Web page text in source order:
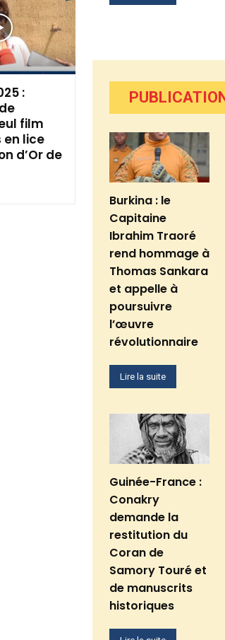
:
film
en lice
d’Or de
Burkina : le
Capitaine
Ibrahim Traoré
rend hommage à
Thomas Sankara
et appelle à
poursuivre
l’œuvre
révolutionnaire
Lire la suite
Guinée-France :
Conakry
demande la
restitution du
Coran de
Samory Touré et
de manuscrits
historiques